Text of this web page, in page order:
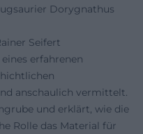
Dorygnathus
Seifert
erfahrenen
anschaulich vermittelt.
und erklärt, wie die
Rolle das Material für